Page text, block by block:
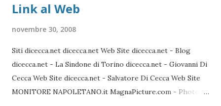
Link al Web
novembre 30, 2008
Siti dicecca.net dicecca.net Web Site dicecca.net - Blog
dicecca.net - La Sindone di Torino dicecca.net - Giovanni Di
Cecca Web Site dicecca.net - Salvatore Di Cecca Web Site
MONITORE NAPOLETANO.it MagnaPicture.com - Photo